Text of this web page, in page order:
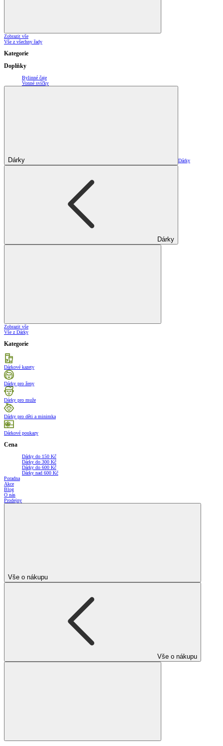
Zobrazit vše
Vše z všechny řady
Kategorie
Doplňky
Bylinné čaje
Vonné svíčky
Dárky Dárky
Dárky
Zobrazit vše
Vše z Dárky
Kategorie
Dárkové kazety
Dárky pro ženy
Dárky pro muže
Dárky pro děti a minimka
Dárkové poukazy
Cena
Dárky do 150 Kč
Dárky do 300 Kč
Dárky do 600 Kč
Dárky nad 600 Kč
Poradna
Akce
Blog
O nás
Prodejny
Vše o nákupu
Vše o nákupu